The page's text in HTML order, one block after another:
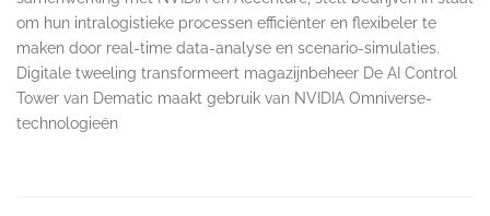
om hun intralogistieke processen efficiënter en flexibeler te
maken door real-time data-analyse en scenario-simulaties.
Digitale tweeling transformeert magazijnbeheer De AI Control
Tower van Dematic maakt gebruik van NVIDIA Omniverse-
technologieën